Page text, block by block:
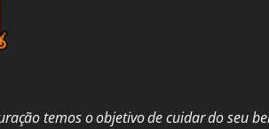
temos o objetivo de cuidar do seu